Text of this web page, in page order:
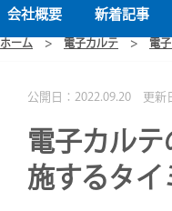
会社概要 新着記事
ホーム > 電子カルテ > 電
公開日：2022.09.20 更新
電子カル
施するタイ